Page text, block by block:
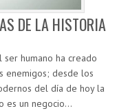
DE LA HISTORIA
humano ha creado
enemigos; desde los
del día de hoy la
es un negocio…